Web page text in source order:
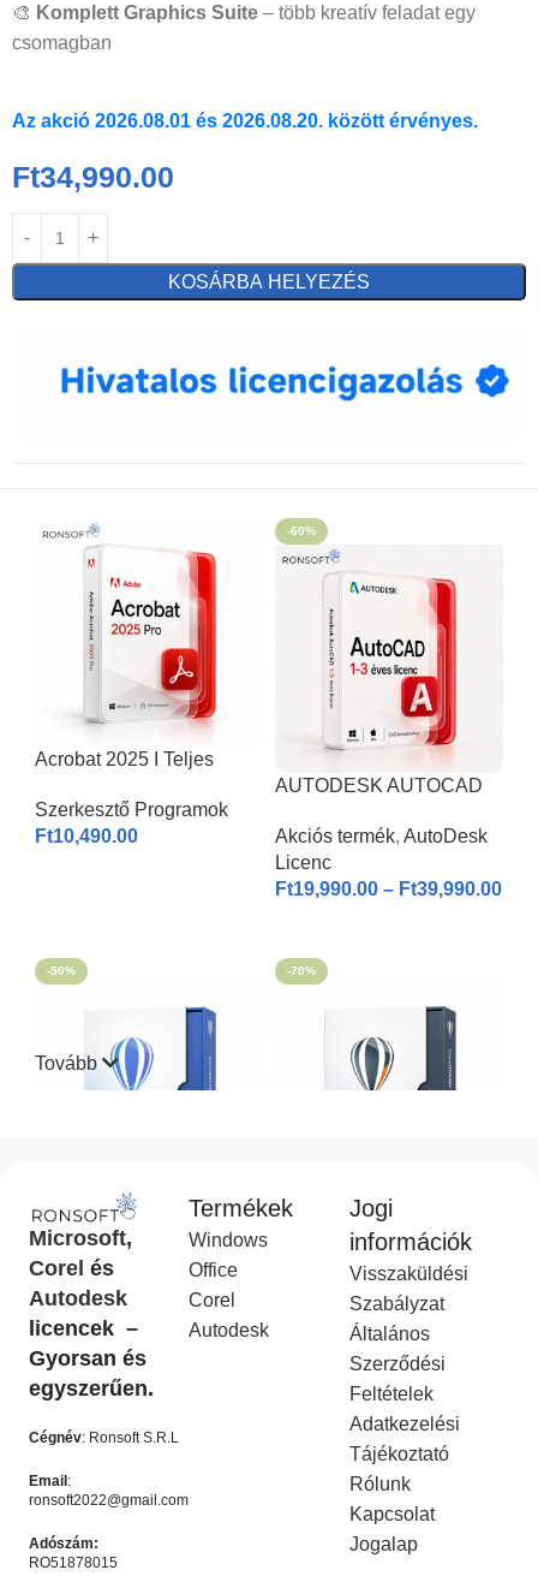
🎨 Komplett Graphics Suite – több kreatív feladat egy
csomagban
Az akció 2026.08.01 és 2026.08.20. között érvényes.
Ft34,990.00
KOSÁRBA HELYEZÉS
Acrobat 2025 I Teljes
Szerkesztő Programok
Ft10,490.00
-60%
AUTODESK AUTOCAD
1-3 éves licenc I
Akciós termék, AutoDesk
Licenc
Ft19,990.00 – Ft39,990.00
-50%
CorelDraw Standard 2021
I
Corel Licenc
Akciós
termék
Ft19,990.00 Ft 9,990.00
KOSÁRBA HELYEZÉS
-70%
CorelDraw Technical Suite
Akciós termék
49,990.00 Ft14,990.00
KOSÁRBA HELYEZÉS
Tovább
Microsoft,
Corel és
Autodesk
licencek –
Gyorsan és
egyszerűen.
Cégnév: Ronsoft S.R.L
Email :
ronsoft2022@gmail.com
Adószám:
RO51878015
Termékek
Windows
Office
Corel
Autodesk
Jogi
információk
Visszaküldési
Szabályzat
Általános
Szerződési
Feltételek
Adatkezelési
Tájékoztató
Rólunk
Kapcsolat
Jogalap